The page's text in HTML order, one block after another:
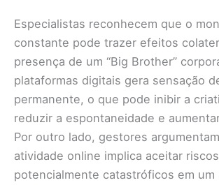
Especialistas reconhecem que o
constante pode trazer efeitos
presença de um “Big Brother”
plataformas digitais gera sensação
permanente, o que pode inibir a
reduzir a espontaneidade e
Por outro lado, gestores
atividade online implica aceitar
potencialmente catastróficos em um